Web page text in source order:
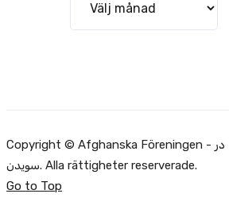
Copyright © Afghanska Föreningen - انجمن افغانها در
سویدن. Alla rättigheter reserverade.
Go to Top